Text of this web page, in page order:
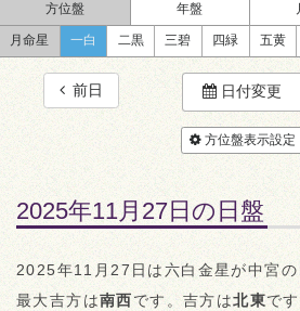
方位盤 年盤
月命星 一白 二黒 三碧 四緑 五黄
前日 日付変更
方位盤表示設定
2025年11月27日の日盤
2025年11月27日は六白金星が中宮の
最大吉方は南西です。吉方は北東です